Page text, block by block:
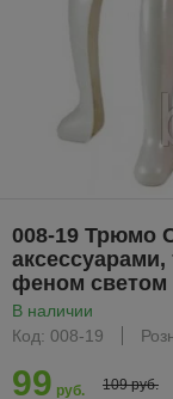
008-19 Трюмо
феном светом
В наличии
Код: 008-19
99 руб. 109 руб.